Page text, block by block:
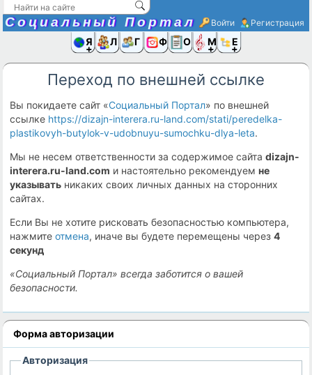
Социальный Портал Войти Регистрация
Я иЛюди
Группы
Фото Ещё
Переход по внешней ссылке
Вы покидаете сайт «Социальный Портал» по внешней
ссылке https://dizajn-interera.ru-land.com/stati/peredelka-
plastikovyh-butylok-v-udobnuyu-sumochku-dlya-leta.
Мы не несем ответственности за содержимое сайтаdizajn-
interera.ru-land.com и настоятельно рекомендуемне
указывать никаких своих личных данных на сторонних
сайтах.
Если Вы не хотите рисковать безопасностью компьютера,
нажмитеотмена, иначе вы будете перемещены через4
секунд
«Социальный Портал» всегда заботится о вашей
безопасности.
Форма авторизации
Авторизация